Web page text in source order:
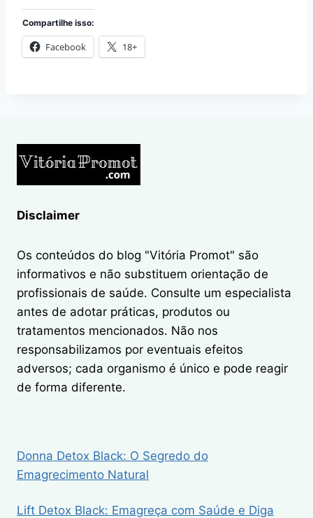
Compartilhe isso:
Facebook 18+
Disclaimer
Os conteúdos do blog "Vitória Promot" são
informativos e não substituem orientação de
profissionais de saúde. Consulte um especialista
antes de adotar práticas, produtos ou
tratamentos mencionados. Não nos
responsabilizamos por eventuais efeitos
adversos; cada organismo é único e pode reagir
de forma diferente.
Donna Detox Black: O Segredo do
Emagrecimento Natural
Lift Detox Black: Emagreça com Saúde e Diga